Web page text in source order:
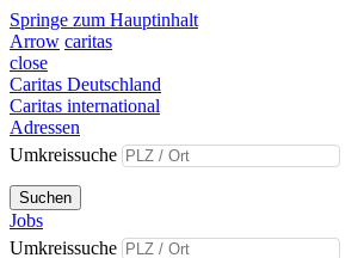
Springe zum Hauptinhalt
Arrow caritas
close
Caritas Deutschland
Caritas international
Adressen
Umkreissuche
Suchen
Jobs
Umkreissuche